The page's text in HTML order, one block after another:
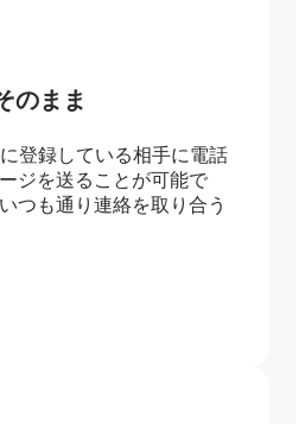
のまま
登録している相手に電話
ジを送ることが可能で
つも通り連絡を取り合う